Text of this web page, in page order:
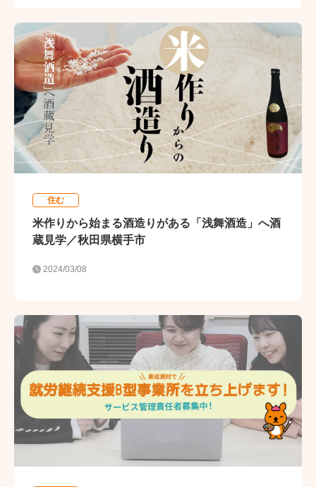
住む
米作りから始まる酒造りがある「浅舞酒造」へ酒
蔵見学／秋田県横手市
2024/03/08